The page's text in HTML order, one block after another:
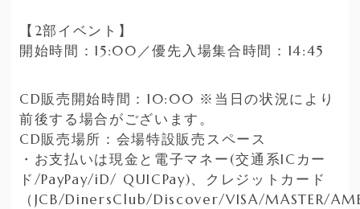
【2部イベント】
開始時間：15:00／優先入場集合時間：14:45
CD販売開始時間：10:00 ※当日の状況により
前後する場合がございます。
CD販売場所：会場特設販売スペース
・お支払いは現金と電子マネー(交通系ICカー
ド/PayPay/iD/ QUICPay)、クレジットカード
（JCB/DinersClub/Discover/VISA/MASTER/